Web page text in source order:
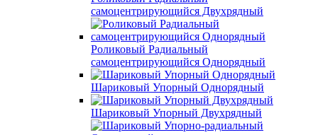
самоцентрирующийся Двухрядный
Роликовый Радиальный
самоцентрирующийся Однорядный
Шариковый Упорный Однорядный
Шариковый Упорный Двухрядный